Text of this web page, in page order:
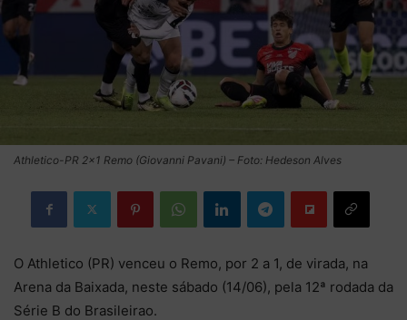
Athletico-PR 2×1 Remo (Giovanni Pavani) – Foto: Hedeson Alves
O Athletico (PR) venceu o Remo, por 2 a 1, de virada, na
Arena da Baixada, neste sábado (14/06), pela 12ª rodada da
Série B do Brasileirao.